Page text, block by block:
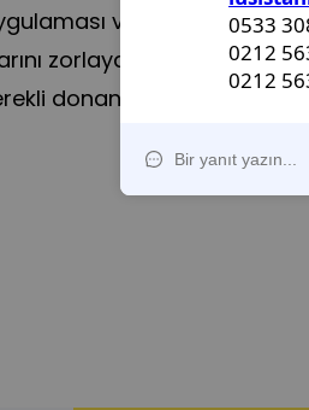
ve dijital projeler
zorlayarak başarılı bir
donanımı kazanırlar.